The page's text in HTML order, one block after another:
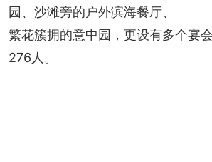
园、沙滩旁的户外滨海餐厅、
繁花簇拥的意中园，更设有多个宴
276人。